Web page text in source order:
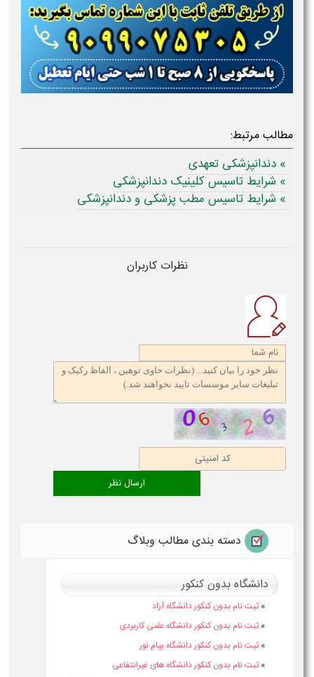
مطالب مرتبط:
» دندانپزشکی تعهدی
» شرایط تاسیس کلینیک دندانپزشکی
» شرایط تاسیس مطب پزشکی و دندانپزشکی
نظرات کاربران
دسته بندی مطالب وبلاگ
دانشگاه بدون کنکور
» ثبت نام بدون کنکور دانشگاه آزاد
» ثبت نام بدون کنکور دانشگاه علمی کاربردی
» ثبت نام بدون کنکور دانشگاه پیام نور
» ثبت نام بدون کنکور دانشگاه های غیرانتفاعی